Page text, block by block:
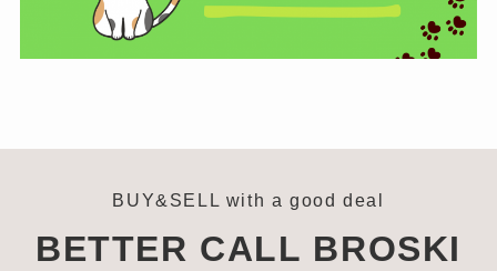
BUY&SELL with a good deal
BETTER CALL BROSKI